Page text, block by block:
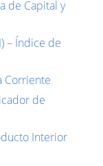
de Capital y
– Índice de
Corriente
de
Interior